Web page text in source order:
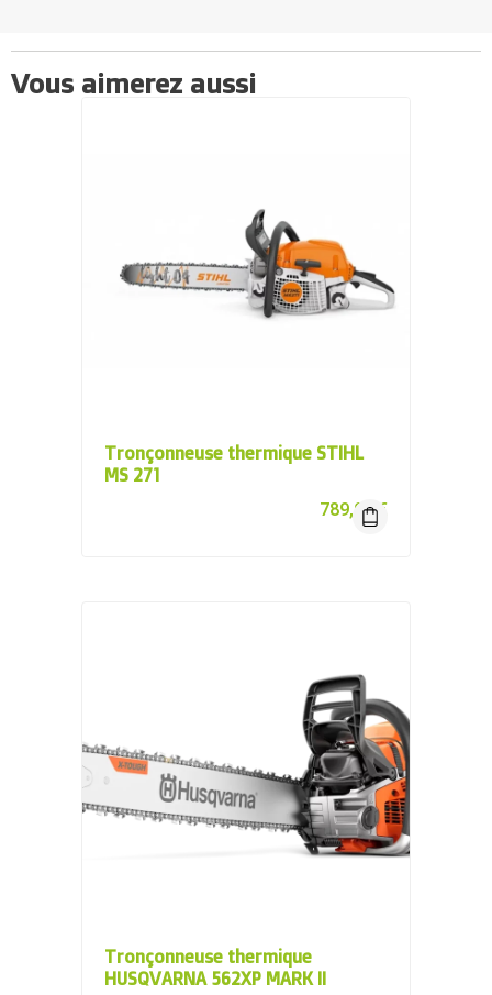
Vous aimerez aussi
Tronçonneuse thermique STIHL
MS 271
789,00€
Tronçonneuse thermique
HUSQVARNA 562XP MARK II